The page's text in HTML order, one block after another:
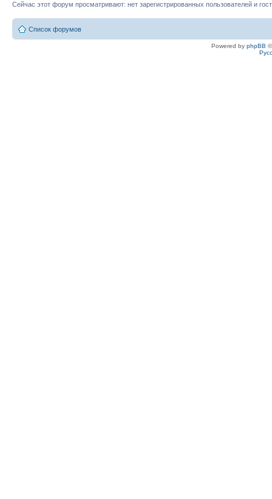
Сейчас этот форум просматривают: нет зарегистрированных пользователей и
Список форумов
Powered by phpBB